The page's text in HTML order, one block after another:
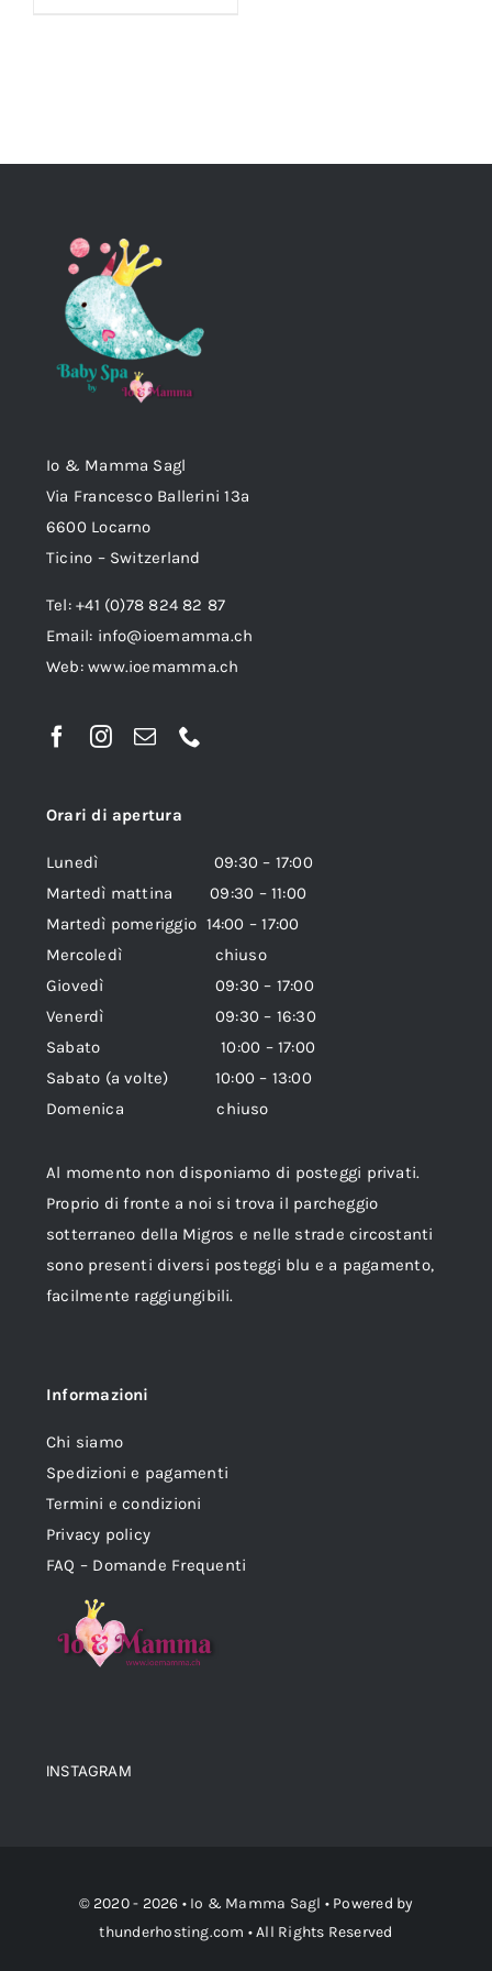
Io & Mamma Sagl
Via Francesco Ballerini 13a
6600 Locarno
Ticino – Switzerland
Tel: +41 (0)78 824 82 87
Email: info@ioemamma.ch
Web:www.ioemamma.ch
Orari di apertura
Lunedì 09:30 – 17:00
Martedì mattina 09:30 – 11:00
Martedì pomeriggio 14:00 – 17:00
Mercoledì chiuso
Giovedì 09:30 – 17:00
Venerdì 09:30 – 16:30
Sabato 10:00 – 17:00
Sabato (a volte) 10:00 – 13:00
Domenica chiuso
Al momento non disponiamo di posteggi privati.
Proprio di fronte a noi si trova il parcheggio
sotterraneo della Migros e nelle strade circostanti
sono presenti diversi posteggi blu e a pagamento,
facilmente raggiungibili.
Informazioni
Chi siamo
Spedizioni e pagamenti
Termini e condizioni
Privacy policy
FAQ – Domande Frequenti
INSTAGRAM
© 2020 - 2026 • Io & Mamma Sagl • Powered by
thunderhosting.com • All Rights Reserved